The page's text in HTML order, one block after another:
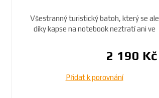
Všestranný turistický batoh, který se ale
díky kapse na notebook neztratí ani ve
2 190 Kč
Přidat k porovnání